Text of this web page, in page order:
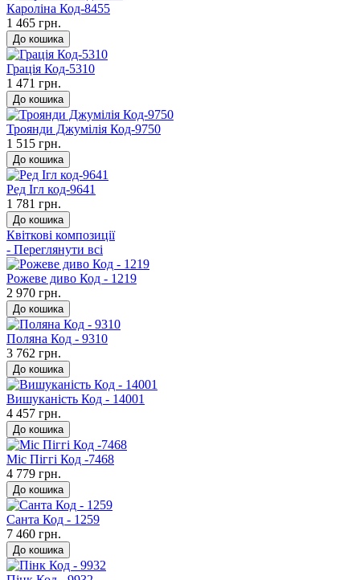
Кароліна Код-8455
1 465 грн.
До кошика
Грація Код-5310
1 471 грн.
До кошика
Троянди Джумілія Код-9750
1 515 грн.
До кошика
Ред Ігл код-9641
1 781 грн.
До кошика
Квіткові композиції
- Переглянути всі
Рожеве диво Код - 1219
2 970 грн.
До кошика
Поляна Код - 9310
3 762 грн.
До кошика
Вишуканість Код - 14001
4 457 грн.
До кошика
Міс Піггі Код -7468
4 779 грн.
До кошика
Санта Код - 1259
7 460 грн.
До кошика